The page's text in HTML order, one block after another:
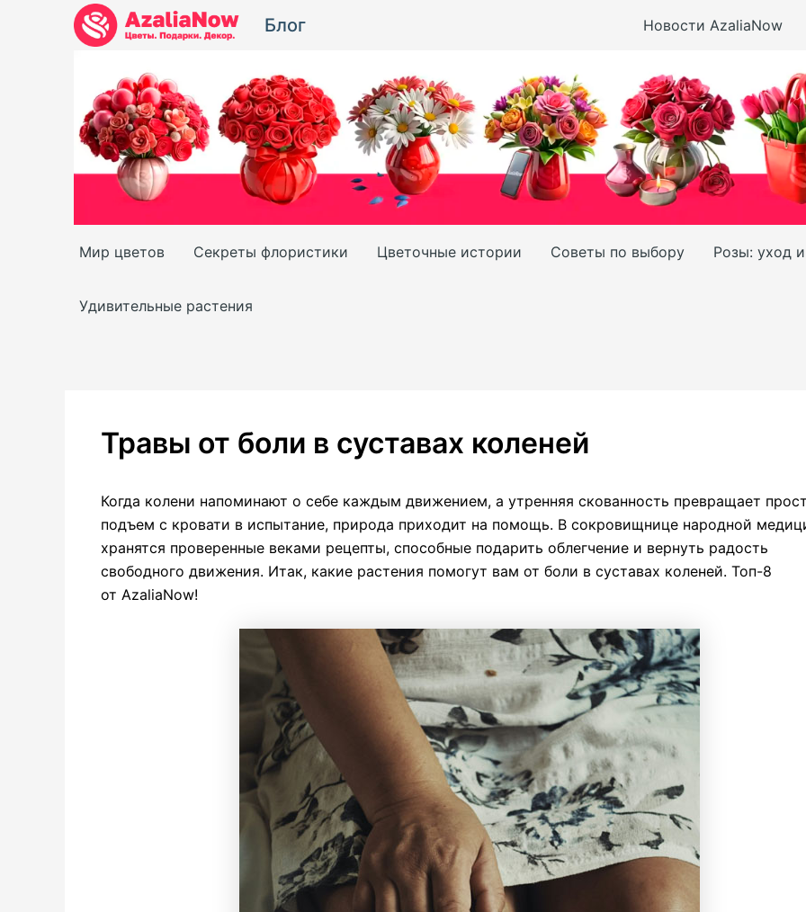
Блог Новости AzaliaNow
Мир цветов Секреты флористики Цветочные истории Советы по выбору Розы: уход
Удивительные растения
Травы от боли в суставах коленей
Когда колени напоминают о себе каждым движением, а утренняя скованность превращает
подъем с кровати в испытание, природа приходит на помощь. В сокровищнице народной
хранятся проверенные веками рецепты, способные подарить облегчение и вернуть радость
свободного движения. Итак, какие растения помогут вам от боли в суставах коленей. Топ-8
от AzaliaNow!